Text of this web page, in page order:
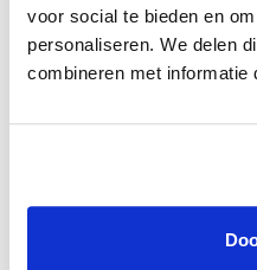
voor social te bieden en
personaliseren. We delen
combineren met informatie
drijfveren te hebben –
achtergrond, opleiding en
serieus, want door daarin te
volop mogelijkheden om je